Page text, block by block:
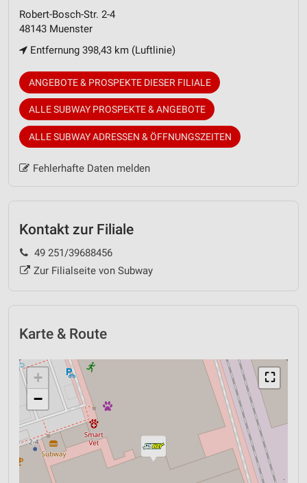
Robert-Bosch-Str. 2-4
48143 Muenster
Entfernung 398,43 km (Luftlinie)
ANGEBOTE & PROSPEKTE DIESER FILIALE
ALLE SUBWAY PROSPEKTE & ANGEBOTE
ALLE SUBWAY ADRESSEN & ÖFFNUNGSZEITEN
Fehlerhafte Daten melden
Kontakt zur Filiale
49 251/39688456
Zur Filialseite von Subway
Karte & Route
⛶
+
−